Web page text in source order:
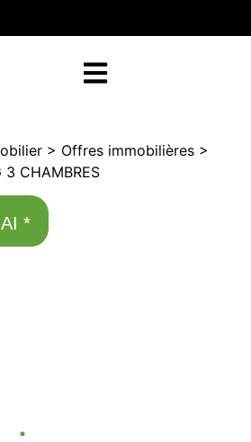
> Offres immobilières >
3 CHAMBRES
*